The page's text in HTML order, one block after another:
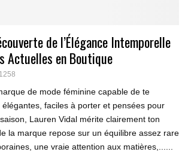
de l’Élégance Intemporelle
Actuelles en Boutique
1258
de mode féminine capable de te
faciles à porter et pensées pour
Lauren Vidal mérite clairement ton
la marque repose sur un équilibre assez rare
une vraie attention aux matières,......